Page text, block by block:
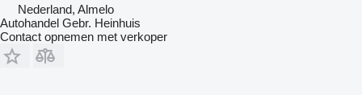
Nederland, Almelo
Autohandel Gebr. Heinhuis
Contact opnemen met verkoper